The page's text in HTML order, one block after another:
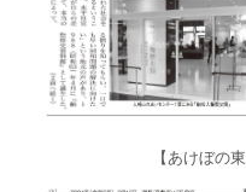
【あけぼの